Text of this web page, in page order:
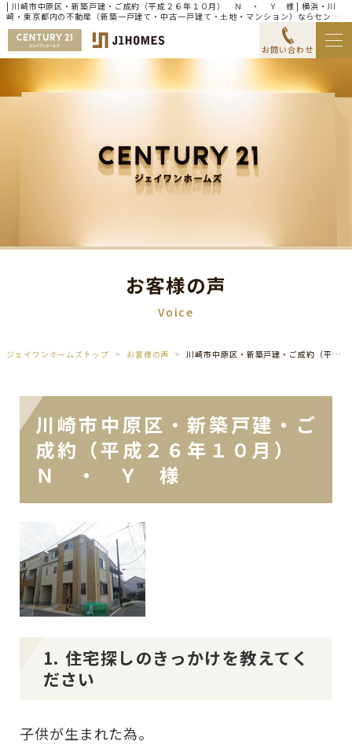
| 川崎市中原区・新築戸建・ご成約（平成２６年１０月） Ｎ ・ Ｙ 様 | 横浜・川
崎・東京都内の不動産（新築一戸建て・中古一戸建て・土地・マンション）ならセンチ
ュリー21ジェイワンホームズ
お問い合わせ
お客様の声
Voice
ジェイワンホームズトップ お客様の声 川崎市中原区・新築戸建・ご成約（平成２６年１０月） Ｎ ・ Ｙ 様
川崎市中原区・新築戸建・ご
成約（平成２６年１０月）
Ｎ ・ Ｙ 様
1. 住宅探しのきっかけを教えてく
ださい
子供が生まれた為。